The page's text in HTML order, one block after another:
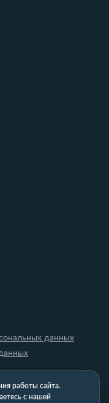
данных
работы сайта.
с нашей